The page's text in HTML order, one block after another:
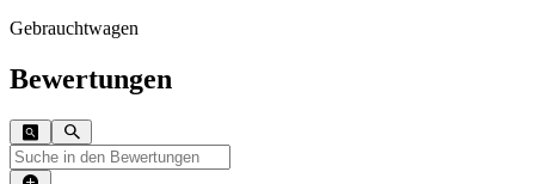
Gebrauchtwagen
Bewertungen